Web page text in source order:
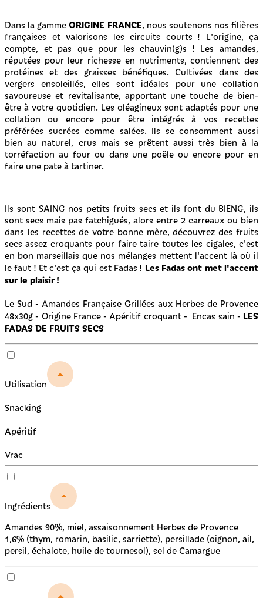
Dans la gammeORIGINE FRANCE, nous soutenons nos filières
françaises et valorisons les circuits courts ! L'origine, ça
compte, et pas que pour les chauvin(g)s ! Les amandes,
réputées pour leur richesse en nutriments, contiennent des
protéines et des graisses bénéfiques. Cultivées dans des
vergers ensoleillés, elles sont idéales pour une collation
savoureuse et revitalisante, apportant une touche de bien-
être à votre quotidien. Les oléagineux sont adaptés pour une
collation ou encore pour être intégrés à vos recettes
préférées sucrées comme salées. Ils se consomment aussi
bien au naturel, crus mais se prêtent aussi très bien à la
torréfaction au four ou dans une poêle ou encore pour en
faire une pate à tartiner.
Ils sont SAING nos petits fruits secs et ils font du BIENG, ils
sont secs mais pas fatchigués, alors entre 2 carreaux ou bien
dans les recettes de votre bonne mère, découvrez des fruits
secs assez croquants pour faire taire toutes les cigales, c'est
en bon marseillais que nos mélanges mettent l'accent là où il
le faut ! Et c'est ça qui est Fadas ! Les Fadas ont met l'accent
sur le plaisir !
Le Sud - Amandes Française Grillées aux Herbes de Provence
48x30g - Origine France - Apéritif croquant - Encas sain - LES
FADAS DE FRUITS SECS
Utilisation
Snacking
Apéritif
Vrac
Ingrédients
Amandes 90%, miel, assaisonnement Herbes de Provence
1,6% (thym, romarin, basilic, sarriette), persillade (oignon, ail,
persil, échalote, huile de tournesol), sel de Camargue